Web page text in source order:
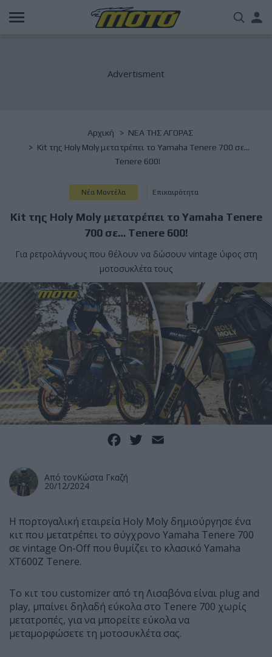
Παράκαμψη
προς
Breadcrumb
Αρχική
NΕΑ ΤΗΣ ΑΓΟΡΑΣ
Kit της Holy Moly μετατρέπει το Yamaha Tenere 700 σε…
Tenere 600!
Νέα Μοντέλα Επικαιρότητα
Kit της Holy Moly μετατρέπει το Yamaha Tenere
700 σε… Tenere 600!
Για ρετρολάγνους που θέλουν να δώσουν vintage ύφος στη
μοτοσυκλέτα τους
Facebook
Twitter
Από τονΚώστα Γκαζή
20/12/2024
Η πορτογαλική εταιρεία Holy Moly δημιούργησε ένα
κιτ που μετατρέπει το σύγχρονο Yamaha Tenere 700
σε vintage On-Off που θυμίζει το κλασικό Yamaha
XT600Z Tenere.
Το κιτ του customizer από τη Λισαβόνα είναι plug and
play, μπαίνει δηλαδή εύκολα στο Tenere 700 χωρίς
μετατροπές, για να μπορείτε εύκολα να
μεταμορφώσετε τη μοτοσυκλέτα σας.